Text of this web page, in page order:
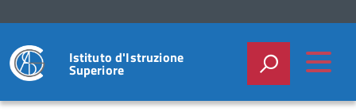
Istituto d'Istruzione
Superiore